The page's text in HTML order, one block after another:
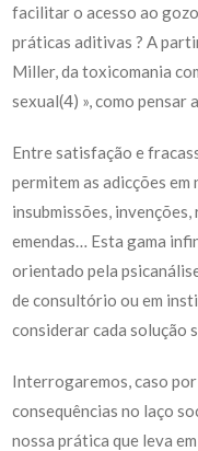
facilitar o acesso ao
práticas aditivas ? A
Miller, da toxicomania
sexual(4) », como pensar
Entre satisfação e
permitem as adicções em
insubmissões,
emendas… Esta gama
orientado pela
de consultório ou em
considerar cada solução
Interrogaremos, caso por
consequências no laço
nossa prática que leva